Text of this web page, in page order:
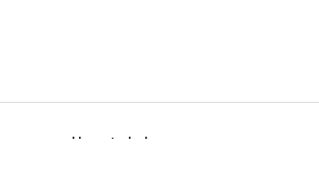
Herunterladen